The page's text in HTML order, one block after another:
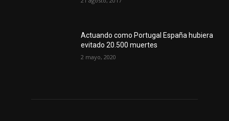
Actuando como Portugal España hubiera
evitado 20.500 muertes
2 mayo, 2020